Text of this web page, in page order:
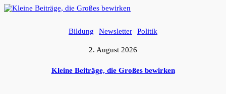
Bildung Newsletter Politik
2. August 2026
Kleine Beiträge, die Großes bewirken